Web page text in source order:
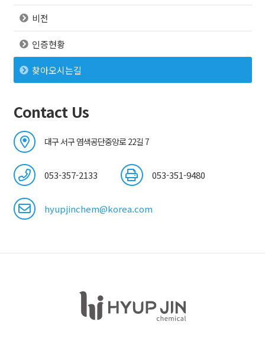
비전
인증현황
찾아오시는길
Contact Us
대구 서구 염색공단중앙로 22길 7
053-357-2133 053-351-9480
hyupjinchem@korea.com